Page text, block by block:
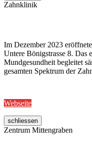
Zahnklinik
Im Dezember 2023
Untere Bönigstrasse 8. Das
Mundgesundheit begleitet
gesamten Spektrum der
Webseite
schliessen
Zentrum Mittengraben